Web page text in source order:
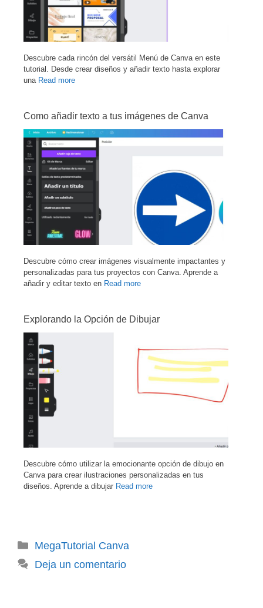
Descubre cada rincón del versátil Menú de Canva en este
tutorial. Desde crear diseños y añadir texto hasta explorar
una Read more
Como añadir texto a tus imágenes de Canva
Descubre cómo crear imágenes visualmente impactantes y
personalizadas para tus proyectos con Canva. Aprende a
añadir y editar texto en Read more
Explorando la Opción de Dibujar
Descubre cómo utilizar la emocionante opción de dibujo en
Canva para crear ilustraciones personalizadas en tus
diseños. Aprende a dibujar Read more
Categorías
MegaTutorial Canva
Deja un comentario